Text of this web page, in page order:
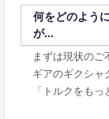
何をどのよう
が...
まずは現状の
ギアのギクシャ
「トルクをも